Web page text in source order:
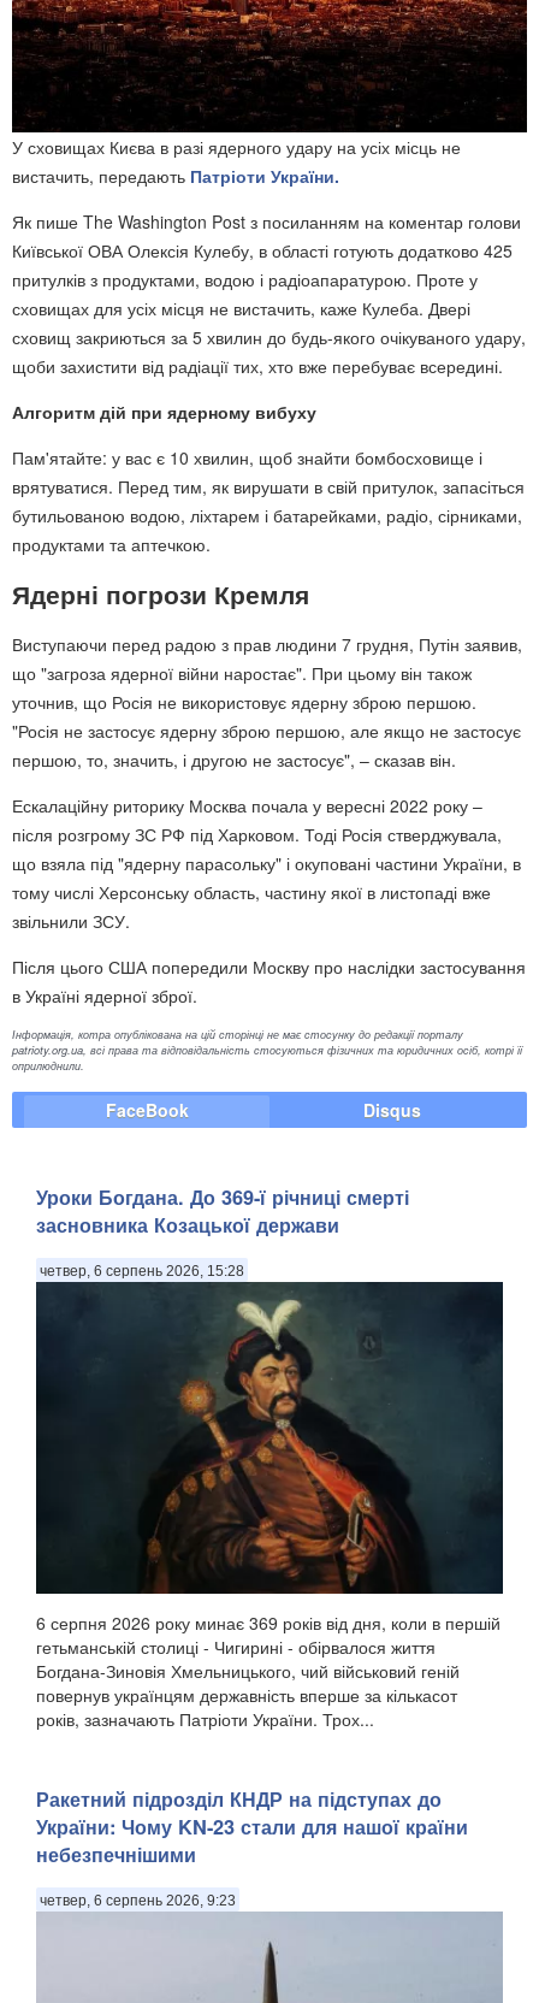
У сховищах Києва в разі ядерного удару на усіх місць не
вистачить, передають Патріоти України.
Як пише The Washington Post з посиланням на коментар голови
Київської ОВА Олексія Кулебу, в області готують додатково 425
притулків з продуктами, водою і радіоапаратурою. Проте у
сховищах для усіх місця не вистачить, каже Кулеба. Двері
сховищ закриються за 5 хвилин до будь-якого очікуваного удару,
щоби захистити від радіації тих, хто вже перебуває всередині.
Алгоритм дій при ядерному вибуху
Пам'ятайте: у вас є 10 хвилин, щоб знайти бомбосховище і
врятуватися. Перед тим, як вирушати в свій притулок, запасіться
бутильованою водою, ліхтарем і батарейками, радіо, сірниками,
продуктами та аптечкою.
Ядерні погрози Кремля
Виступаючи перед радою з прав людини 7 грудня, Путін заявив,
що "загроза ядерної війни наростає". При цьому він також
уточнив, що Росія не використовує ядерну зброю першою.
"Росія не застосує ядерну зброю першою, але якщо не застосує
першою, то, значить, і другою не застосує", – сказав він.
Ескалаційну риторику Москва почала у вересні 2022 року –
після розгрому ЗС РФ під Харковом. Тоді Росія стверджувала,
що взяла під "ядерну парасольку" і окуповані частини України, в
тому числі Херсонську область, частину якої в листопаді вже
звільнили ЗСУ.
Після цього США попередили Москву про наслідки застосування
в Україні ядерної зброї.
Інформація, котра опублікована на цій сторінці не має стосунку до редакції порталу
patrioty.org.ua, всі права та відповідальність стосуються фізичних та юридичних осіб, котрі її
оприлюднили.
FaceBook Disqus
Уроки Богдана. До 369-ї річниці смерті
засновника Козацької держави
четвер, 6 серпень 2026, 15:28
6 серпня 2026 року минає 369 років від дня, коли в першій
гетьманській столиці - Чигирині - обірвалося життя
Богдана-Зиновія Хмельницького, чий військовий геній
повернув українцям державність вперше за кількасот
років, зазначають Патріоти України. Трох...
Ракетний підрозділ КНДР на підступах до
України: Чому KN-23 стали для нашої країни
небезпечнішими
четвер, 6 серпень 2026, 9:23